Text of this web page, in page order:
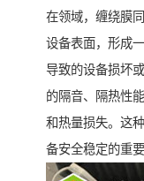
在领域，缠绕膜
设备表面，形成
导致的设备损坏
的隔音、隔热性
和热量损失。这
备安全稳定的重要